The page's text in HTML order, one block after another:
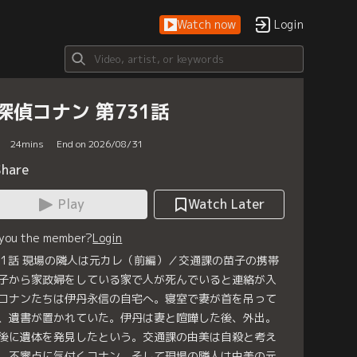
Watch now Login
偵コナン 第731話
24mins End on 2026/08/31
Play
Watch Later
the member?Login
話 現場の隣人は元カレ（前編）／交通課の苗子の携帯
から家政婦をしている家で人が死んでいると連絡が入
ナンたちは伊丹永信の自宅へ。寝室で妻が首を吊って
遺書が置かれていた。伊丹は妻と喧嘩した後、外出。
に遺体を発見したという。交通課の由美は自殺と考え